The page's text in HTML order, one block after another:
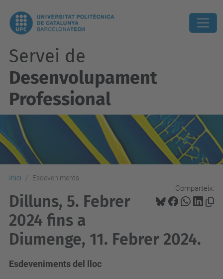
Servei de
Desenvolupament
Professional
Inici Esdeveniments
Comparteix:
Dilluns, 5. Febrer
2024 fins a
Diumenge, 11. Febrer 2024.
Esdeveniments del lloc